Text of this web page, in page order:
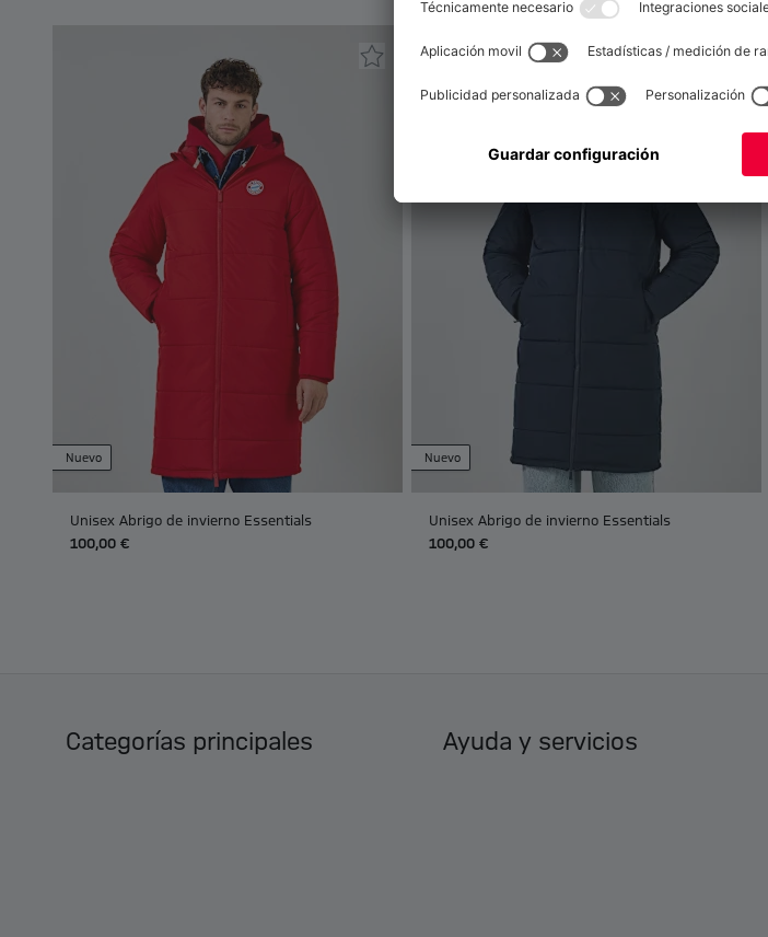
Nuevo
Unisex Abrigo de invierno Essentials
100,00 €
Nuevo
Unisex Abrigo de invierno Essentials
100,00 €
Categorías principales Ayuda y servicios